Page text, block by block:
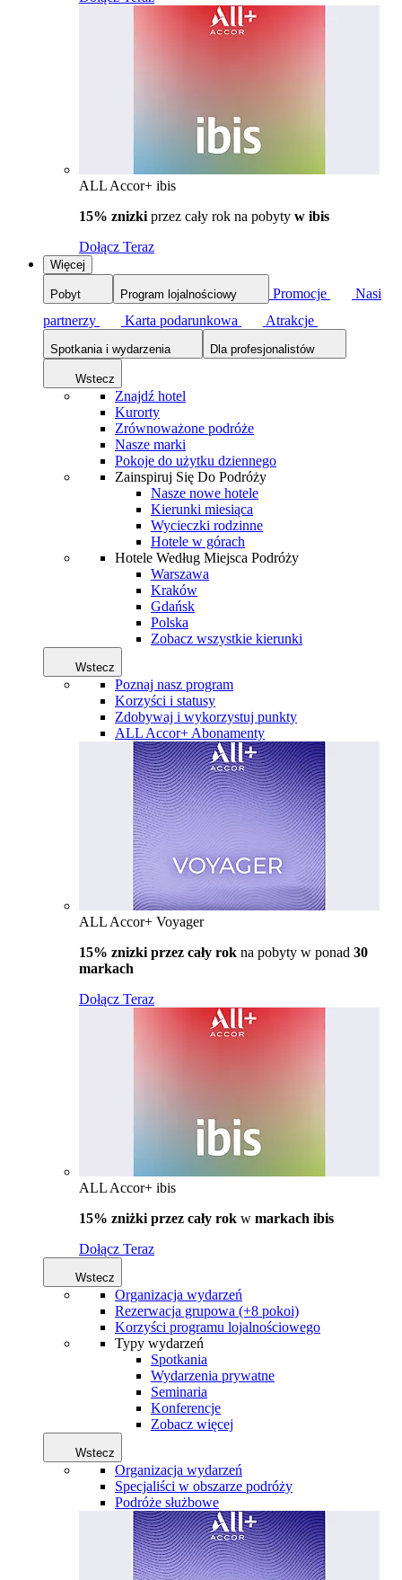
ALL Accor+ ibis
15% znizki przez cały rok na pobyty w ibis
Dołącz Teraz
Więcej
Pobyt Program lojalnościowy Promocje
Nasi
partnerzy
Karta podarunkowa Atrakcje
Spotkania i wydarzenia Dla profesjonalistów
Wstecz
Znajdź hotel
Kurorty
Zrównoważone podróże
Nasze marki
Pokoje do użytku dziennego
Zainspiruj Się Do Podróży
Nasze nowe hotele
Kierunki miesiąca
Wycieczki rodzinne
Hotele w górach
Hotele Według Miejsca Podróży
Warszawa
Kraków
Gdańsk
Polska
Zobacz wszystkie kierunki
Wstecz
Poznaj nasz program
Korzyści i statusy
Zdobywaj i wykorzystuj punkty
ALL Accor+ Abonamenty
ALL Accor+ Voyager
15% znizki przez cały rok na pobyty w ponad 30
markach
Dołącz Teraz
ALL Accor+ ibis
15% zniżki przez cały rok w markach ibis
Dołącz Teraz
Wstecz
Organizacja wydarzeń
Rezerwacja grupowa (+8 pokoi)
Korzyści programu lojalnościowego
Typy wydarzeń
Spotkania
Wydarzenia prywatne
Seminaria
Konferencje
Zobacz więcej
Wstecz
Organizacja wydarzeń
Specjaliści w obszarze podróży
Podróże służbowe